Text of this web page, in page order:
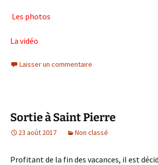
Les photos
La vidéo
Laisser un commentaire
Sortie à Saint Pierre
23 août 2017 Non classé
Profitant de la fin des vacances, il est